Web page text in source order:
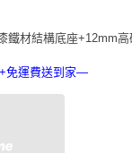
鐵材結構底座+12mm
免運費送到家—